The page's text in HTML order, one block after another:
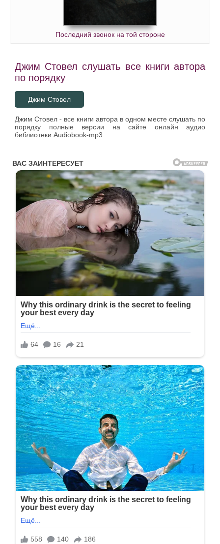
Последний звонок на той стороне
Джим Стовел слушать все книги автора
по порядку
Джим Стовел
Джим Стовел - все книги автора в одном месте слушать по
порядку полные версии на сайте онлайн аудио
библиотеки Audiobook-mp3.